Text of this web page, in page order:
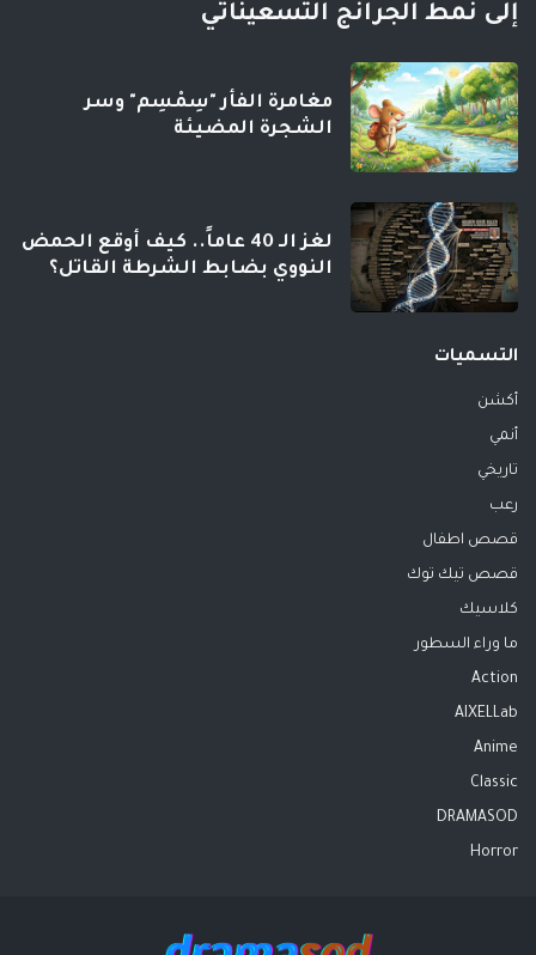
إلى نمط الجرانج التسعيناتي
مغامرة الفأر "سِمْسِم" وسر
الشجرة المضيئة
لغز الـ 40 عاماً.. كيف أوقع الحمض
النووي بضابط الشرطة القاتل؟
التسميات
أكشن
أنمي
تاريخي
رعب
قصص اطفال
قصص تيك توك
كلاسيك
ما وراء السطور
Action
AIXELLab
Anime
Classic
DRAMASOD
Horror